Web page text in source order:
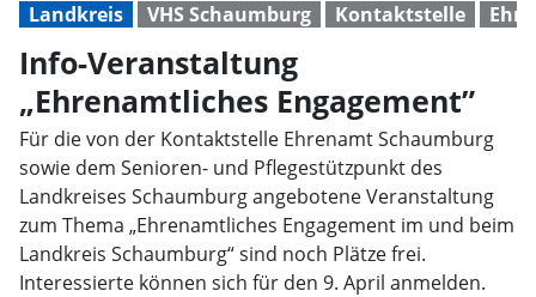
Landkreis VHS Schaumburg Kontaktstelle
Info-Veranstaltung
„Ehrenamtliches Engagement”
Für die von der Kontaktstelle Ehrenamt Schaumburg
sowie dem Senioren- und Pflegestützpunkt des
Landkreises Schaumburg angebotene Veranstaltung
zum Thema „Ehrenamtliches Engagement im und beim
Landkreis Schaumburg“ sind noch Plätze frei.
Interessierte können sich für den 9. April anmelden.